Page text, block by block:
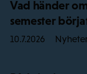
Vad händer
semester
10.7.2026